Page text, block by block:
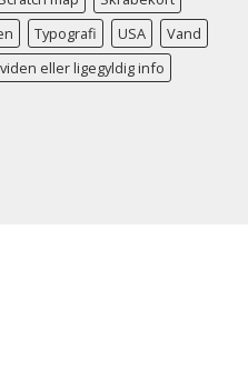
Typografi USA
Vand
eller ligegyldig info